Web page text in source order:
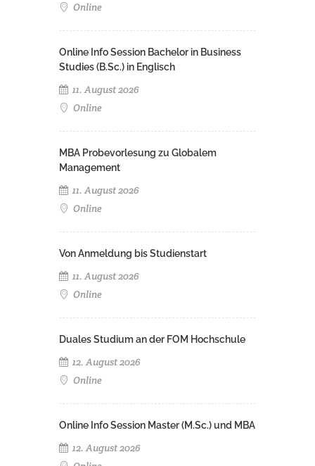
Online
Online Info Session Bachelor in Business
Studies (B.Sc.) in Englisch
11. August 2026
Online
MBA Probevorlesung zu Globalem
Management
11. August 2026
Online
Von Anmeldung bis Studienstart
11. August 2026
Online
Duales Studium an der FOM Hochschule
12. August 2026
Online
Online Info Session Master (M.Sc.) und MBA
12. August 2026